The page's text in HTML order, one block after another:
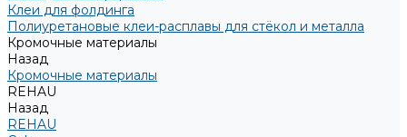
Клеи для фолдинга
Полиуретановые клеи-расплавы для стёкол и металла
Кромочные материалы
Назад
Кромочные материалы
REHAU
Назад
REHAU